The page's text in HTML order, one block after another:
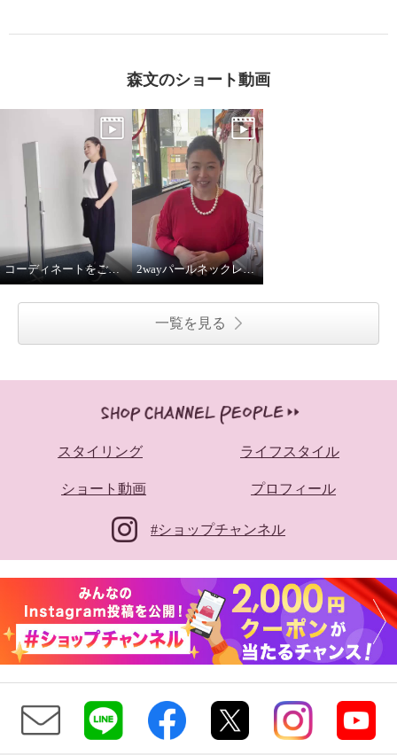
森文のショート動画
コーディネートをご紹介！ 2wayパールネックレス着用してみました
一覧を見る
スタイリング ライフスタイル
ショート動画 プロフィール
#ショップチャンネル